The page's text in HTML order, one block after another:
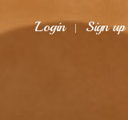
Login Sign up